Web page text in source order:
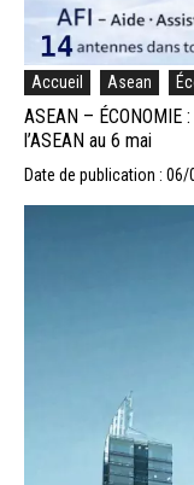
Accueil Asean
ASEAN – ÉCONOMIE
l’ASEAN au 6 mai
Date de publication : 06/